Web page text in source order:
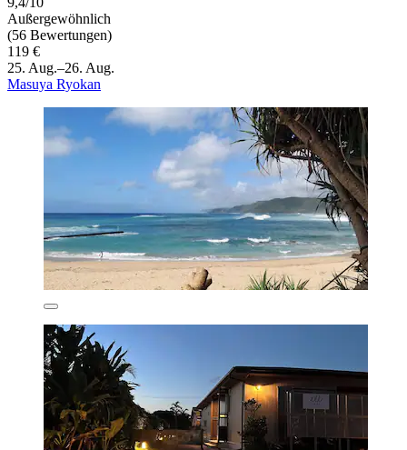
Außergewöhnlich
(56 Bewertungen)
119 €
25. Aug.–26. Aug.
Masuya Ryokan